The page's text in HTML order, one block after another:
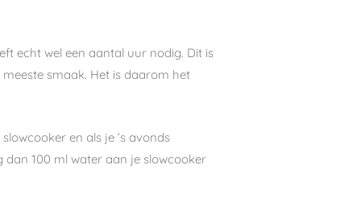
echt wel een aantal uur nodig. Dit is
smaak. Het is daarom het
en als je ’s avonds
dan 100 ml water aan je slowcooker